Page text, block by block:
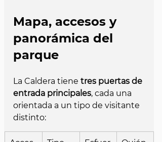
Mapa, accesos y
panorámica del
parque
La Caldera tiene tres puertas de
entrada principales, cada una
orientada a un tipo de visitante
distinto: